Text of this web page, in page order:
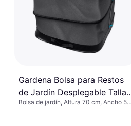
Gardena Bolsa para Restos
de Jardín Desplegable Talla
L 220 l 220L
Bolsa de jardín, Altura 70 cm, Ancho 56